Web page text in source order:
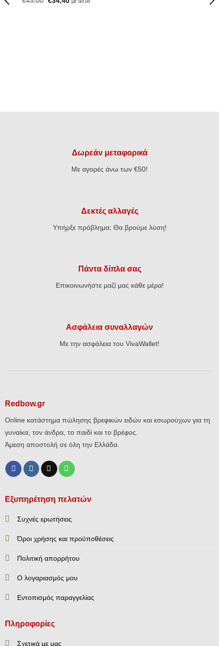
Δωρεάν μεταφορικά
Με αγορές άνω των €50!
Δεκτές αλλαγές
Υπήρξε πρόβλημα; Θα βρούμε λύση!
Πάντα δίπλα σας
Επικοινωνήστε μαζί μας κάθε μέρα!
Ασφάλεια συναλλαγών
Με την ασφάλεια του VivaWallet!
Redbow.gr
Online κατάστημα πώλησης βρεφικών ειδών και εσωρούχων για τη
γυναίκα, τον άνδρα, το παιδί και το βρέφος.
Άμεση αποστολή σε όλη την Ελλάδα.
Εξυπηρέτηση πελατών
Συχνές ερωτήσεις
Όροι χρήσης και προϋποθέσεις
Πολιτική απορρήτου
Ο λογαριασμός μου
Εντοπισμός παραγγελίας
Πληροφορίες
Σχετικά με μας